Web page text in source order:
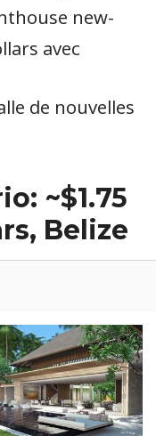
new-
avec
de nouvelles
~$1.75
Belize